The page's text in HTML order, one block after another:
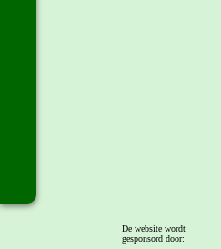
De website wordt
gesponsord door: